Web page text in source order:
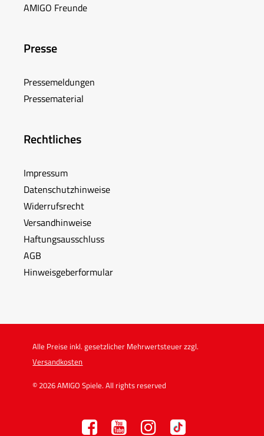
AMIGO Freunde
Presse
Pressemeldungen
Pressematerial
Rechtliches
Impressum
Datenschutzhinweise
Widerrufsrecht
Versandhinweise
Haftungsausschluss
AGB
Hinweisgeberformular
Alle Preise inkl. gesetzlicher Mehrwertsteuer zzgl.
Versandkosten
© 2026 AMIGO Spiele. All rights reserved
F Y I TT